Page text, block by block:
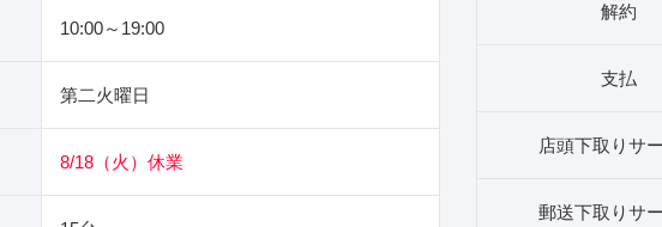
10:00～19:00
第二火曜日
8/18（火）休業
解約
支払
店頭下取りサ
郵送下取りサ